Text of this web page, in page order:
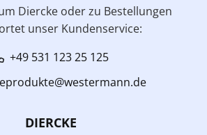
Diercke oder zu Bestellungen
unser Kundenservice:
+49 531 123 25 125
DIERCKE